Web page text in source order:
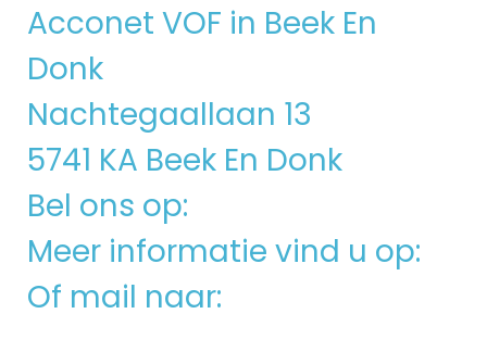
Acconet VOF in Beek En
Donk
Nachtegaallaan 13
5741 KA Beek En Donk
Bel ons op:
Meer informatie vind u op:
Of mail naar: